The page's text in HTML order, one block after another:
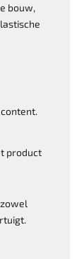
bouw,
product